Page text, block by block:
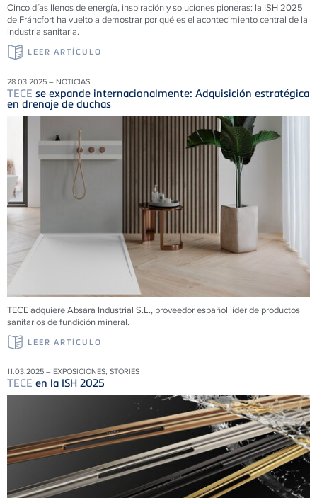
Cinco días llenos de energía, inspiración y soluciones pioneras: la ISH 2025
de Fráncfort ha vuelto a demostrar por qué es el acontecimiento central de la
industria sanitaria.
LEER ARTÍCULO
28.03.2025 – NOTICIAS
TECE se expande internacionalmente: Adquisición estratégica
en drenaje de duchas
TECE adquiere Absara Industrial S.L., proveedor español líder de productos
sanitarios de fundición mineral.
LEER ARTÍCULO
11.03.2025 – EXPOSICIONES, STORIES
TECE en la ISH 2025